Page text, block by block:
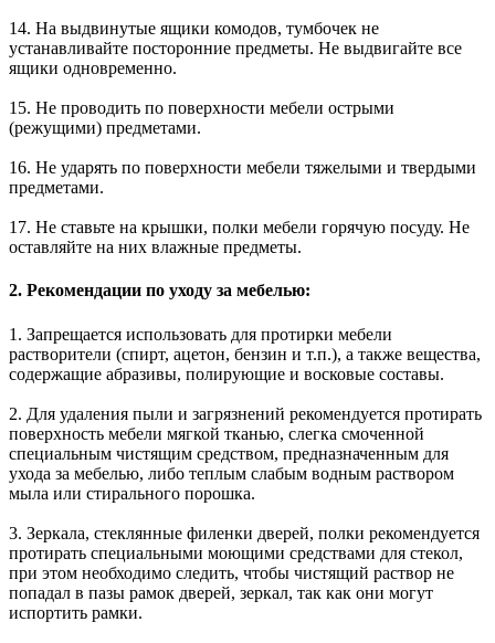
14. На выдвинутые ящики комодов, тумбочек не
устанавливайте посторонние предметы. Не выдвигайте все
ящики одновременно.
15. Не проводить по поверхности мебели острыми
(режущими) предметами.
16. Не ударять по поверхности мебели тяжелыми и твердыми
предметами.
17. Не ставьте на крышки, полки мебели горячую посуду. Не
оставляйте на них влажные предметы.
2. Рекомендации по уходу за мебелью:
1. Запрещается использовать для протирки мебели
растворители (спирт, ацетон, бензин и т.п.), а также вещества,
содержащие абразивы, полирующие и восковые составы.
2. Для удаления пыли и загрязнений рекомендуется протирать
поверхность мебели мягкой тканью, слегка смоченной
специальным чистящим средством, предназначенным для
ухода за мебелью, либо теплым слабым водным раствором
мыла или стирального порошка.
3. Зеркала, стеклянные филенки дверей, полки рекомендуется
протирать специальными моющими средствами для стекол,
при этом необходимо следить, чтобы чистящий раствор не
попадал в пазы рамок дверей, зеркал, так как они могут
испортить рамки.